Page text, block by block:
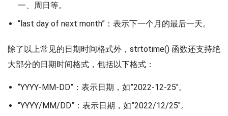
一、周日等。
“last day of next month”：表示下一个月的最后一天。
除了以上常见的日期时间格式外，strtotime() 函数还支持绝
大部分的日期时间格式，包括以下格式：
“YYYY-MM-DD”：表示日期，如”2022-12-25″。
“YYYY/MM/DD”：表示日期，如”2022/12/25″。